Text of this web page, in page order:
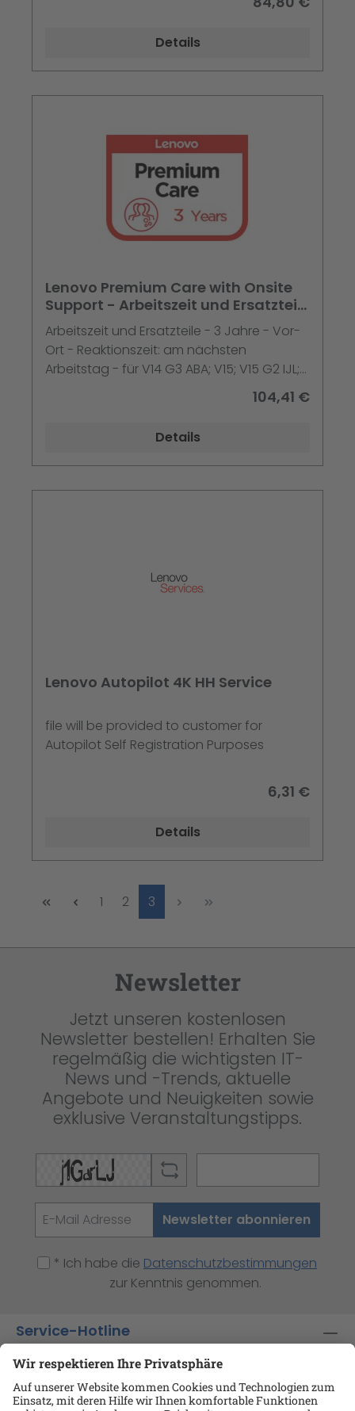
Details
Lenovo Premium Care with Onsite
Support - Arbeitszeit und Ersatzteile
- 3 Jahre - Vor-O
Arbeitszeit und Ersatzteile - 3 Jahre - Vor-
Ort - Reaktionszeit: am nächsten
Arbeitstag - für V14 G3 ABA; V15; V15 G2 IJL;
V15 G2 ITL; V15 G3 ABA; V15 IML; V17 G3 IAP;
104,41 €
Details
Lenovo Autopilot 4K HH Service
file will be provided to customer for
Autopilot Self Registration Purposes
6,31 €
Details
Seite
1 Seite
2 Seite
3
Newsletter
Jetzt unseren kostenlosen
Newsletter bestellen! Erhalten Sie
regelmäßig die wichtigsten IT-
News und -Trends, aktuelle
Angebote und Neuigkeiten sowie
exklusive Veranstaltungstipps.
Newsletter abonnieren
* Ich habe die Datenschutzbestimmungen
zur Kenntnis genommen.
Service-Hotline
Shop-Service